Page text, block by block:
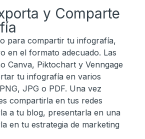
y Comparte
para compartir tu infografía,
en el formato adecuado. Las
Canva, Piktochart y Venngage
tu infografía en varios
JPG o PDF. Una vez
compartirla en tus redes
a tu blog, presentarla en una
en tu estrategia de marketing